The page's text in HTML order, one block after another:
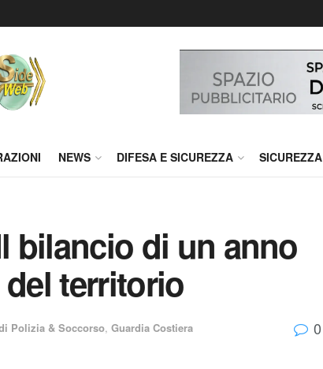
NEWS DIFESA E SICUREZZA SICUREZZA
bilancio di un anno
territorio
Polizia & Soccorso, Guardia Costiera 0